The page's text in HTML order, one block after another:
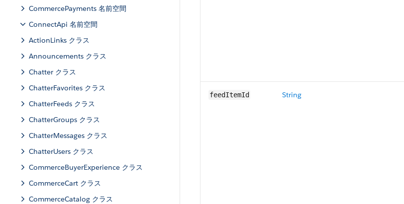
CommercePayments 名前空間
ConnectApi 名前空間
ActionLinks クラス
Announcements クラス
Chatter クラス
ChatterFavorites クラス
ChatterFeeds クラス
ChatterGroups クラス
ChatterMessages クラス
ChatterUsers クラス
CommerceBuyerExperience クラス
CommerceCart クラス
CommerceCatalog クラス
feedItemId String